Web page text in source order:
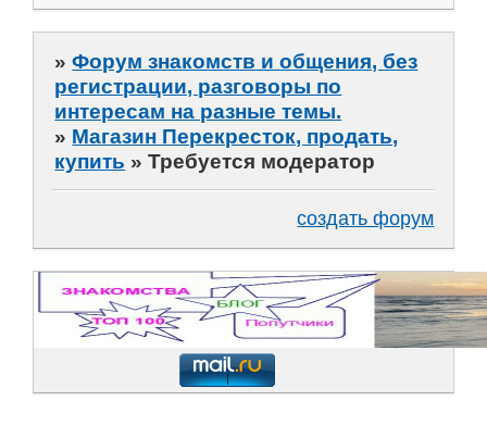
»Форум знакомств и общения, без
регистрации, разговоры по
интересам на разные темы.
» Магазин Перекресток, продать,
купить »Требуется модератор
создать форум